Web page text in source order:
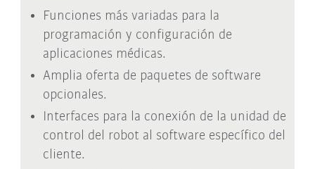
Funciones más variadas para la
programación y configuración de
aplicaciones médicas.
Amplia oferta de paquetes de software
opcionales.
Interfaces para la conexión de la unidad de
control del robot al software específico del
cliente.